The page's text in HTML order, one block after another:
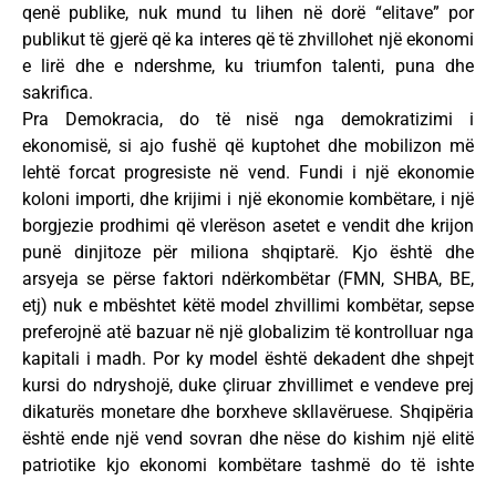
qenë publike, nuk mund tu lihen në dorë “elitave” por
publikut të gjerë që ka interes që të zhvillohet një ekonomi
e lirë dhe e ndershme, ku triumfon talenti, puna dhe
sakrifica.
Pra Demokracia, do të nisë nga demokratizimi i
ekonomisë, si ajo fushë që kuptohet dhe mobilizon më
lehtë forcat progresiste në vend. Fundi i një ekonomie
koloni importi, dhe krijimi i një ekonomie kombëtare, i një
borgjezie prodhimi që vlerëson asetet e vendit dhe krijon
punë dinjitoze për miliona shqiptarë. Kjo është dhe
arsyeja se përse faktori ndërkombëtar (FMN, SHBA, BE,
etj) nuk e mbështet këtë model zhvillimi kombëtar, sepse
preferojnë atë bazuar në një globalizim të kontrolluar nga
kapitali i madh. Por ky model është dekadent dhe shpejt
kursi do ndryshojë, duke çliruar zhvillimet e vendeve prej
dikaturës monetare dhe borxheve skllavëruese. Shqipëria
është ende një vend sovran dhe nëse do kishim një elitë
patriotike kjo ekonomi kombëtare tashmë do të ishte